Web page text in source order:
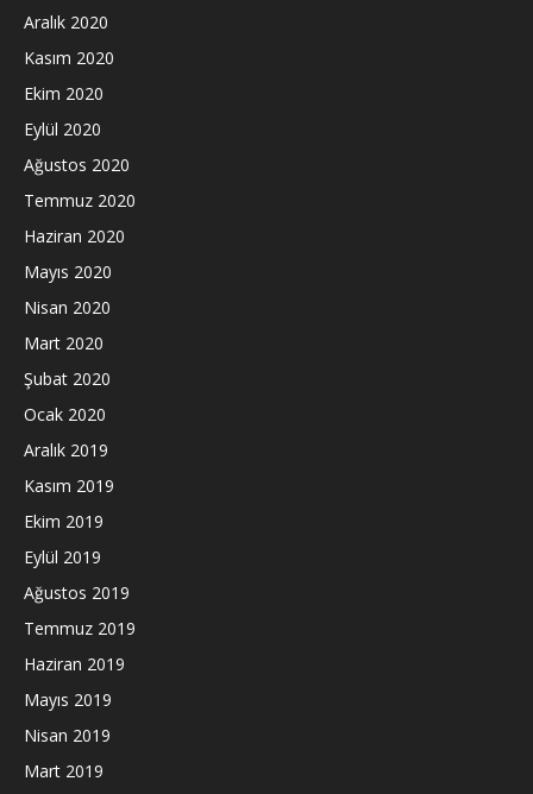
Aralık 2020
Kasım 2020
Ekim 2020
Eylül 2020
Ağustos 2020
Temmuz 2020
Haziran 2020
Mayıs 2020
Nisan 2020
Mart 2020
Şubat 2020
Ocak 2020
Aralık 2019
Kasım 2019
Ekim 2019
Eylül 2019
Ağustos 2019
Temmuz 2019
Haziran 2019
Mayıs 2019
Nisan 2019
Mart 2019